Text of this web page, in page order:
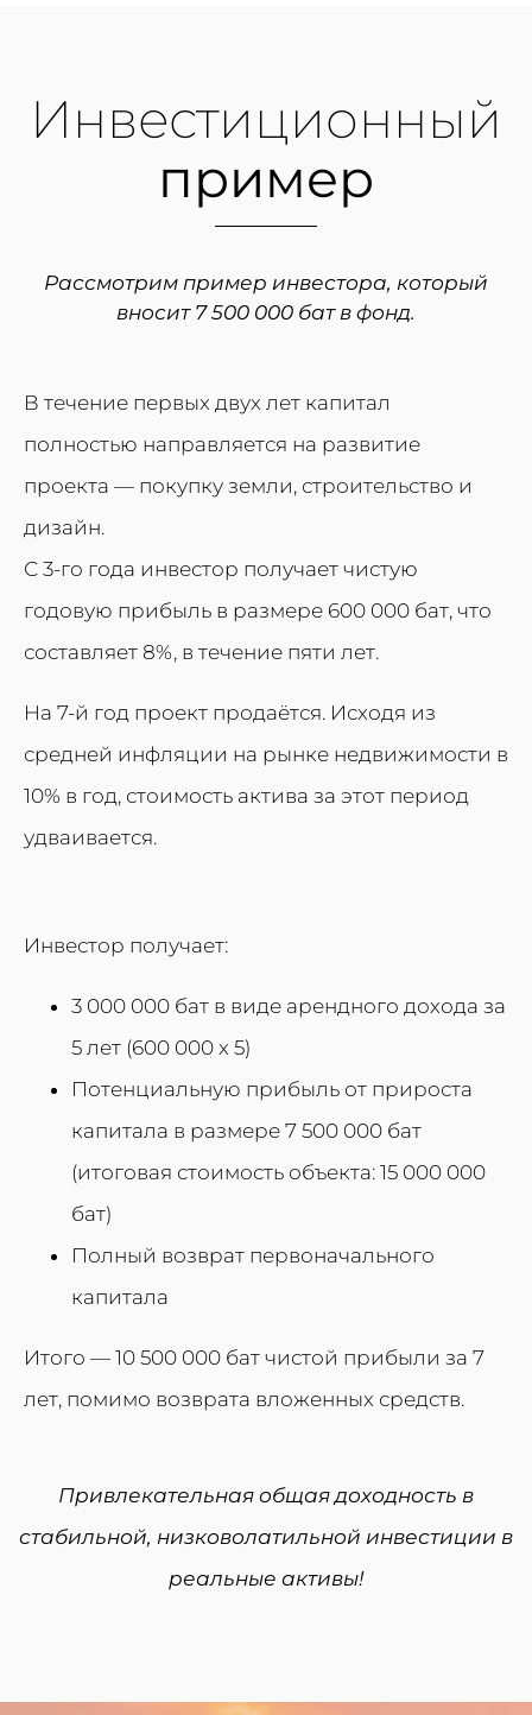
Инвестиционный
пример
Рассмотрим пример инвестора, который
вносит 7 500 000 бат в фонд.
В течение первых двух лет капитал
полностью направляется на развитие
проекта — покупку земли, строительство и
дизайн.
С 3-го года инвестор получает чистую
годовую прибыль в размере 600 000 бат, что
составляет 8%, в течение пяти лет.
На 7-й год проект продаётся. Исходя из
средней инфляции на рынке недвижимости в
10% в год, стоимость актива за этот период
удваивается.
Инвестор получает:
3 000 000 бат в виде арендного дохода за
5 лет (600 000 x 5)
Потенциальную прибыль от прироста
капитала в размере 7 500 000 бат
(итоговая стоимость объекта: 15 000 000
бат)
Полный возврат первоначального
капитала
Итого — 10 500 000 бат чистой прибыли за 7
лет, помимо возврата вложенных средств.
Привлекательная общая доходность в
стабильной, низковолатильной инвестиции в
реальные активы!